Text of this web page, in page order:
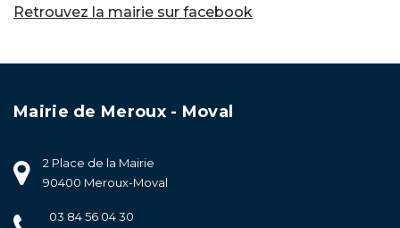
Retrouvez la mairie sur facebook
Mairie de Meroux - Moval
2 Place de la Mairie
90400 Meroux-Moval
03 84 56 04 30